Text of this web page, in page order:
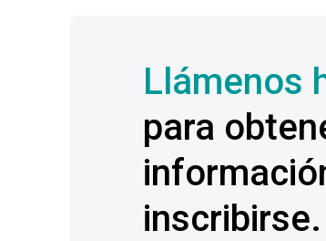
Llámenos
para
inscribirse.